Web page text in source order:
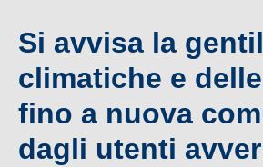
Si avvisa la
climatiche e
fino a nuova
dagli utenti